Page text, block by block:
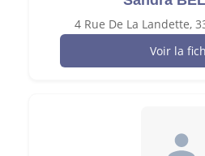
4 Rue De La Landette,
Voir la